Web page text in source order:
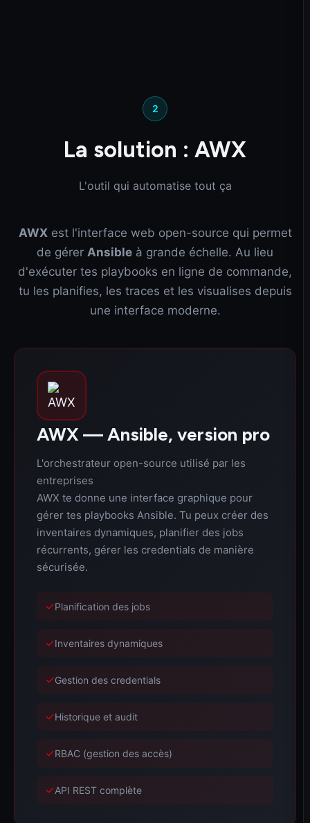
2
La solution : AWX
L'outil qui automatise tout ça
AWXest l'interface web open-source qui permet
de gérer Ansible à grande échelle. Au lieu
d'exécuter tes playbooks en ligne de commande,
tu les planifies, les traces et les visualises depuis
une interface moderne.
AWX — Ansible, version pro
L'orchestrateur open-source utilisé par les
entreprises
AWX te donne une interface graphique pour
gérer tes playbooks Ansible. Tu peux créer des
inventaires dynamiques, planifier des jobs
récurrents, gérer les credentials de manière
sécurisée.
✓Planification des jobs
✓Inventaires dynamiques
✓Gestion des credentials
✓Historique et audit
✓RBAC (gestion des accès)
✓API REST complète